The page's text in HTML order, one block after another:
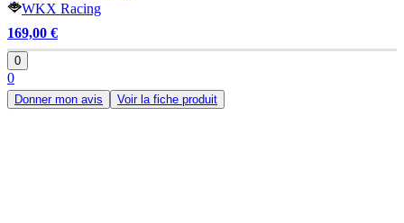
WKX Racing
169,00 €
0
0
Donner mon avis Voir la fiche produit